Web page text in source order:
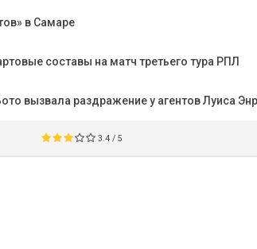
в Самаре
составы на матч третьего тура РПЛ
вызвала раздражение у агентов Луиса
3.4 / 5